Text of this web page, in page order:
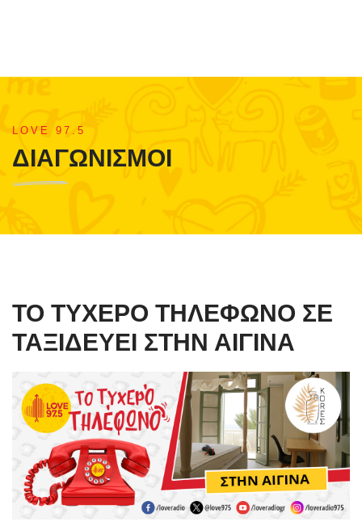
LOVE 97.5
ΔΙΑΓΩΝΙΣΜΟΙ
ΤΟ ΤΥΧΕΡΟ ΤΗΛΕΦΩΝΟ ΣΕ
ΤΑΞΙΔΕΥΕΙ ΣΤΗΝ ΑΙΓΙΝΑ